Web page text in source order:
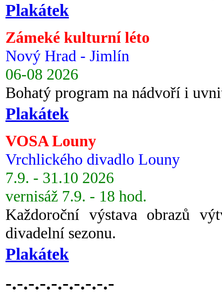
Plakátek
Zámeké kulturní léto
Nový Hrad - Jimlín
06-08 2026
Bohatý program na nádvoří i
Plakátek
VOSA Louny
Vrchlického divadlo Louny
7.9. - 31.10 2026
vernisáž 7.9. - 18 hod.
Každoroční výstava obrazů
divadelní sezonu.
Plakátek
-.-.-.-.-.-.-.-.-.-